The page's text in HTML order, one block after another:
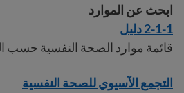
ابحث عن الموارد
2-1-1 دليل
قائمة موارد الصحة النفسية حسب
التجمع الآسيوي للصحة النفسية